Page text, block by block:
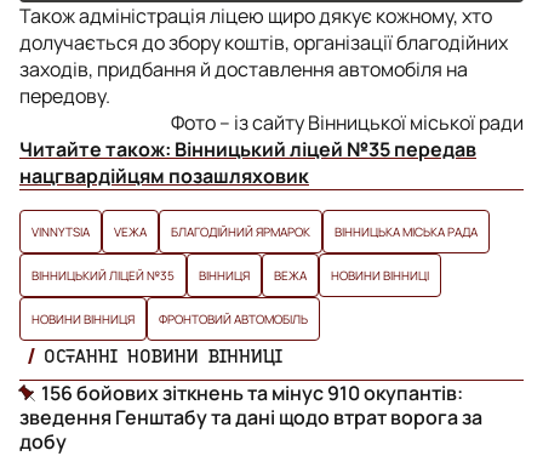
Також адміністрація ліцею щиро дякує кожному, хто
долучається до збору коштів, організації благодійних
заходів, придбання й доставлення автомобіля на
передову.
Фото – із сайту Вінницької міської ради
Читайте також: Вінницький ліцей №35 передав
нацгвардійцям позашляховик
VINNYTSIA VЕЖА БЛАГОДІЙНИЙ ЯРМАРОК ВІННИЦЬКА МІСЬКА РАДА
ВІННИЦЬКИЙ ЛІЦЕЙ №35 ВІННИЦЯ ВЕЖА НОВИНИ ВІННИЦІ
НОВИНИ ВІННИЦЯ ФРОНТОВИЙ АВТОМОБІЛЬ
ОСТАННІ НОВИНИ ВІННИЦІ
156 бойових зіткнень та мінус 910 окупантів:
зведення Генштабу та дані щодо втрат ворога за
добу